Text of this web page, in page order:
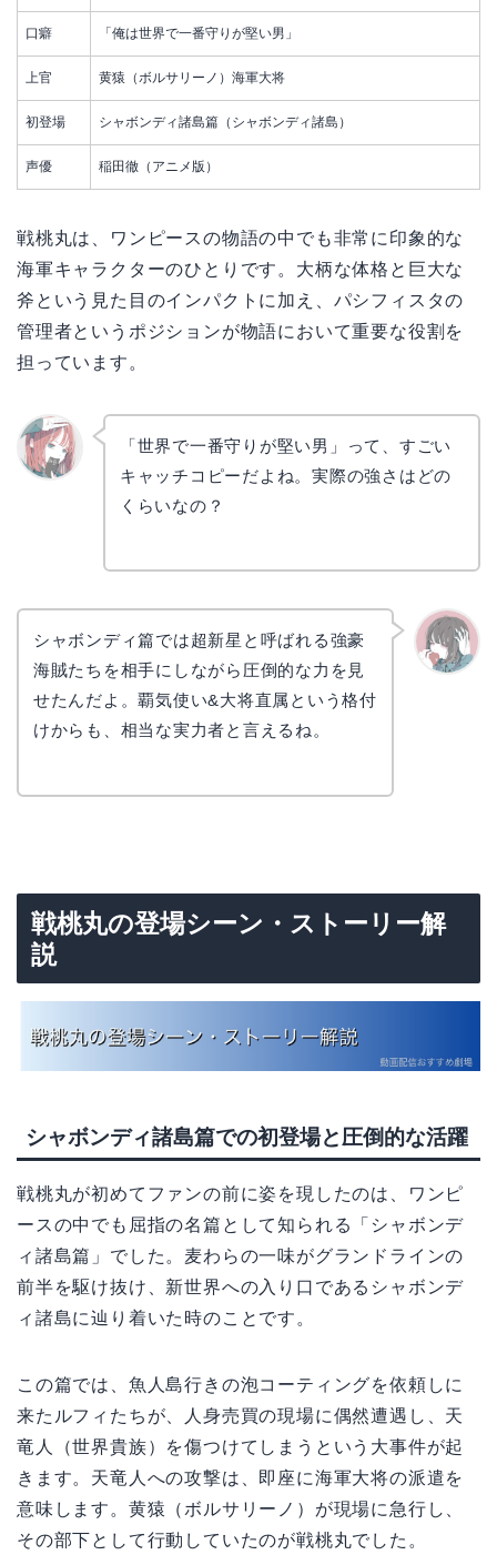
口癖 「俺は世界で一番守りが堅い男」
上官 黄猿（ボルサリーノ）海軍大将
初登場 シャボンディ諸島篇（シャボンディ諸島）
声優 稲田徹（アニメ版）
戦桃丸は、ワンピースの物語の中でも非常に印象的な
海軍キャラクターのひとりです。大柄な体格と巨大な
斧という見た目のインパクトに加え、パシフィスタの
管理者というポジションが物語において重要な役割を
担っています。
「世界で一番守りが堅い男」って、すごい
キャッチコピーだよね。実際の強さはどの
くらいなの？
シャボンディ篇では超新星と呼ばれる強豪
海賊たちを相手にしながら圧倒的な力を見
せたんだよ。覇気使い&大将直属という格付
けからも、相当な実力者と言えるね。
戦桃丸の登場シーン・ストーリー解
説
シャボンディ諸島篇での初登場と圧倒的な活躍
戦桃丸が初めてファンの前に姿を現したのは、ワンピ
ースの中でも屈指の名篇として知られる「シャボンデ
ィ諸島篇」でした。麦わらの一味がグランドラインの
前半を駆け抜け、新世界への入り口であるシャボンデ
ィ諸島に辿り着いた時のことです。
この篇では、魚人島行きの泡コーティングを依頼しに
来たルフィたちが、人身売買の現場に偶然遭遇し、天
竜人（世界貴族）を傷つけてしまうという大事件が起
きます。天竜人への攻撃は、即座に海軍大将の派遣を
意味します。黄猿（ボルサリーノ）が現場に急行し、
その部下として行動していたのが戦桃丸でした。